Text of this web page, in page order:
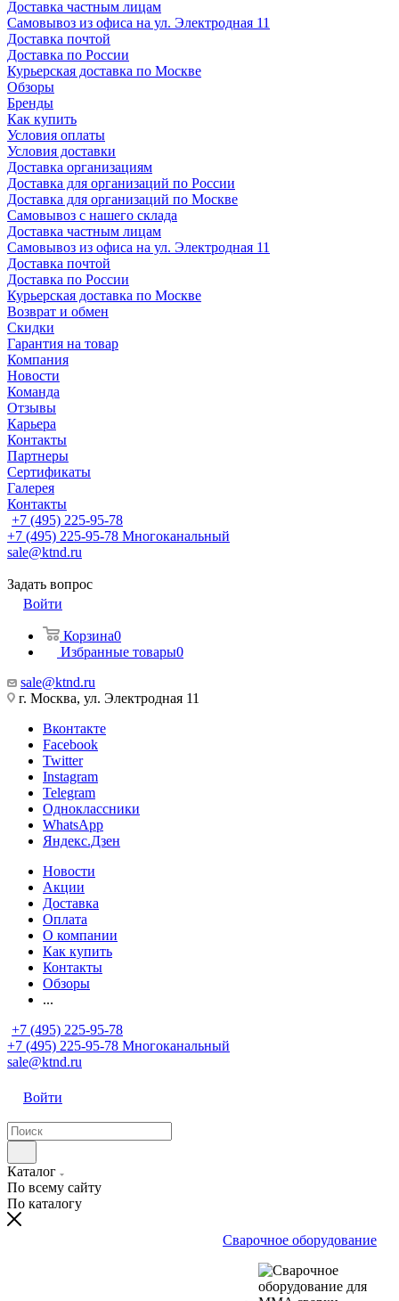
Доставка частным лицам
Самовывоз из офиса на ул. Электродная 11
Доставка почтой
Доставка по России
Курьерская доставка по Москве
Обзоры
Бренды
Как купить
Условия оплаты
Условия доставки
Доставка организациям
Доставка для организаций по России
Доставка для организаций по Москве
Самовывоз с нашего склада
Доставка частным лицам
Самовывоз из офиса на ул. Электродная 11
Доставка почтой
Доставка по России
Курьерская доставка по Москве
Возврат и обмен
Скидки
Гарантия на товар
Компания
Новости
Команда
Отзывы
Карьера
Контакты
Партнеры
Сертификаты
Галерея
Контакты
+7 (495) 225-95-78
+7 (495) 225-95-78 Многоканальный
sale@ktnd.ru
Задать вопрос
Войти
Корзина0
Избранные товары0
sale@ktnd.ru
г. Москва, ул. Электродная 11
Вконтакте
Facebook
Twitter
Instagram
Telegram
Одноклассники
WhatsApp
Яндекс.Дзен
Новости
Акции
Доставка
Оплата
О компании
Как купить
Контакты
Обзоры
...
+7 (495) 225-95-78
+7 (495) 225-95-78 Многоканальный
sale@ktnd.ru
Войти
Каталог
По всему сайту
По каталогу
Сварочное оборудование